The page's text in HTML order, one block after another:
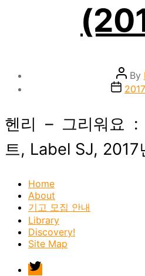
Post
author
By
Post
헨리 – 그리워요 :
트, Label SJ, 2017
Home
About
기고 모집 안내
Library
Discovery!
Site Map
twitter